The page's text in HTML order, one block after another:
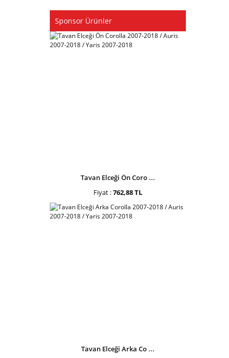
Sponsor Ürünler
Tavan Elceği Ön Coro ...
Fiyat :762,88 TL
Tavan Elceği Arka Co ...